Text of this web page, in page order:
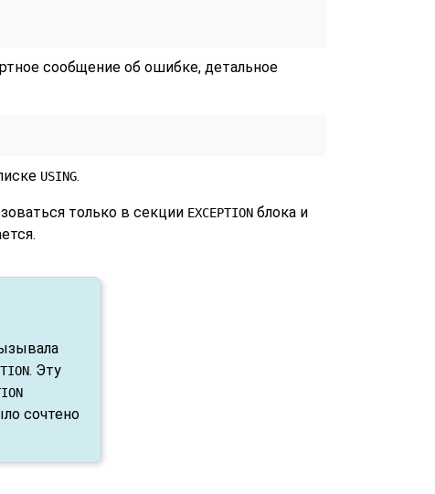
сообщение об ошибке, детальное
USING.
только в секции EXCEPTION блока и
. Эту
сочтено